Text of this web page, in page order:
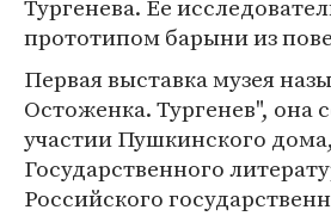
Тургенева. Ее
прототипом барыни из
Первая выставка музея
Остоженка. Тургенев", она
участии Пушкинского дома,
Государственного
Российского